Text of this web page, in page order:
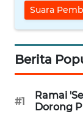
Suara
Berita
#1
Ramai
Dorong
WN
TANGERANG
WN
BINJAI
WN
CIREBON